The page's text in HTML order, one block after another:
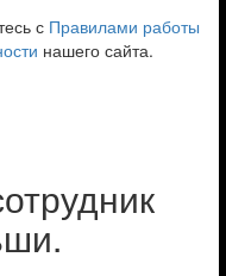
с Правилами работы
нашего сайта.